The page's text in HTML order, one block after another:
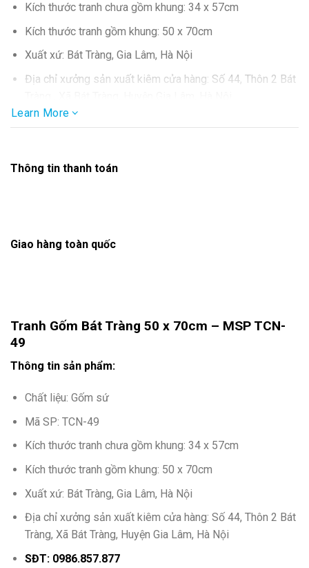
Kích thước tranh chưa gồm khung: 34 x 57cm
Kích thước tranh gồm khung: 50 x 70cm
Xuất xứ: Bát Tràng, Gia Lâm, Hà Nội
Địa chỉ xưởng sản xuất kiêm cửa hàng: Số 44, Thôn 2 Bát
SĐT: 0986.857.877
Learn More
Thông tin thanh toán
Giao hàng toàn quốc
Tranh Gốm Bát Tràng 50 x 70cm – MSP TCN-
49
Thông tin sản phẩm:
Chất liệu: Gốm sứ
Mã SP: TCN-49
Kích thước tranh chưa gồm khung: 34 x 57cm
Kích thước tranh gồm khung: 50 x 70cm
Xuất xứ: Bát Tràng, Gia Lâm, Hà Nội
Địa chỉ xưởng sản xuất kiêm cửa hàng: Số 44, Thôn 2 Bát
Tràng, Xã Bát Tràng, Huyện Gia Lâm, Hà Nội
SĐT: 0986.857.877